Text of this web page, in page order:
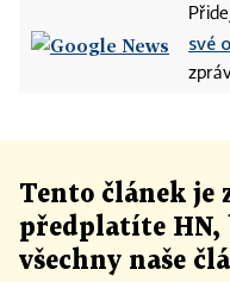
své
Tento článek je
předplatíte HN,
všechny naše